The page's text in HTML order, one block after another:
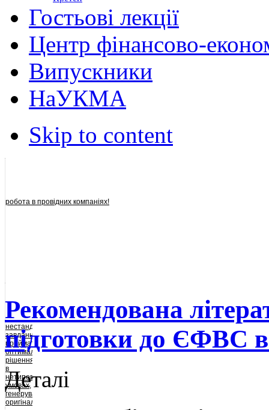
Гостьові лекції
Центр фінансово-
Випускники
НаУКМА
Skip to content
робота в провідних компаніях!
нестандартні
завдання,
приймати
оптимальні
рішення
в
нетипових
умовах,
генерувати
оригінальні
Рекомендована
підготовки до ЄФВС в
Деталі